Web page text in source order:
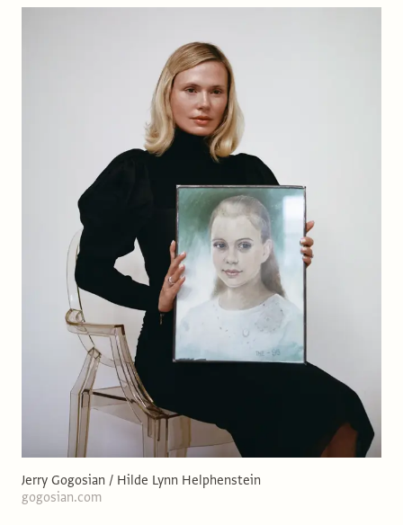
Jerry Gogosian / Hilde Lynn Helphenstein
gogosian.com